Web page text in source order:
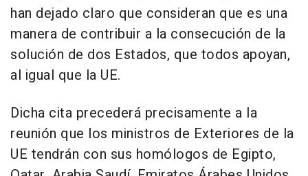
han dejado claro que consideran que es una
manera de contribuir a la consecución de la
solución de dos Estados, que todos apoyan,
al igual que la UE.
Dicha cita precederá precisamente a la
reunión que los ministros de Exteriores de la
UE tendrán con sus homólogos de Egipto,